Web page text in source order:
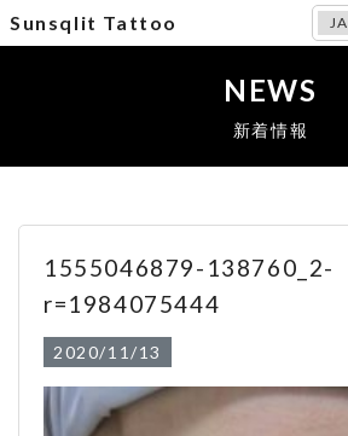
Sunsqlit Tattoo JA
NEWS
新着情報
1555046879-138760_2-
r=1984075444
2020/11/13